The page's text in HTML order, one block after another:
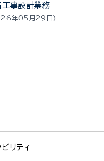
工事設計業務
年05月29日
リティ